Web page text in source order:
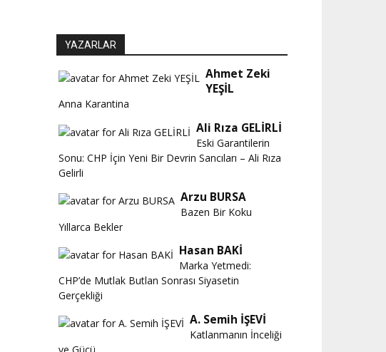
YAZARLAR
Ahmet Zeki
YEŞİL
Anna Karantina
Ali Rıza GELİRLİ
Eski Garantilerin
Sonu: CHP İçin Yeni Bir Devrin Sancıları – Ali Rıza
Gelirli
Arzu BURSA
Bazen Bir Koku
Yıllarca Bekler
Hasan BAKİ
Marka Yetmedi:
CHP’de Mutlak Butlan Sonrası Siyasetin
Gerçekliği
A. Semih İŞEVİ
Katlanmanın İnceliği